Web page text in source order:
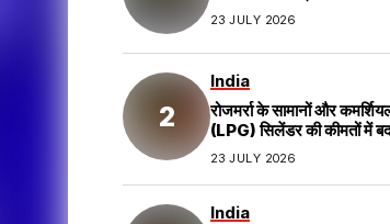
23 JULY 2026
India
रोजमर्रा के सामानों और
(LPG) सिलेंडर की कीमतों में
23 JULY 2026
India